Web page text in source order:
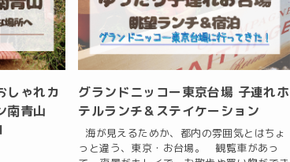
しゃれカ
南青山
グランドニッコー東京台場 子連れホ
テルランチ＆ステイケーション
海が見えるためか、都内の雰囲気とはちょ
っと違う、東京・お台場。 観覧車があっ